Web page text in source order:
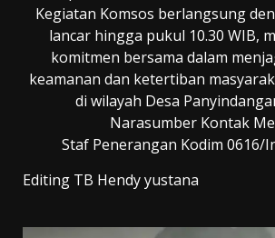
​Kegiatan Komsos berlangsung
lancar hingga pukul 10.30 WIB,
komitmen bersama dalam
keamanan dan ketertiban
di wilayah Desa
​Narasumber Kontak
Staf Penerangan Kodim 0616/
Editing TB Hendy yustana